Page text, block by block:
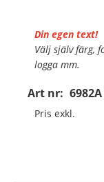
Art nr: 6982A
Din egen text!
Välj själv färg,
logga mm.
Material:Plan
Mått:
Pris exkl.